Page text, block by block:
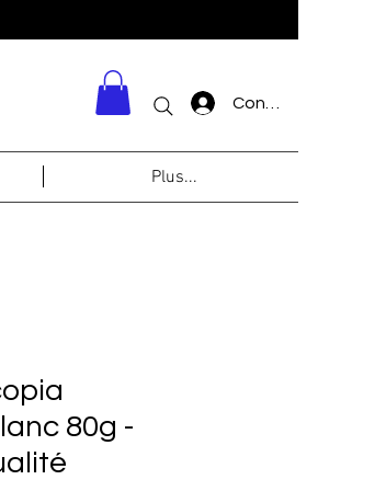
Connexion
Plus...
80g -